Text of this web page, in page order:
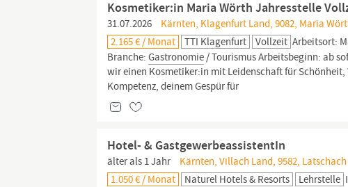
Kosmetiker:in Maria Wörth Jahresstelle
31.07.2026
Kärnten, Klagenfurt Land, 9082, Maria
2.165 € / Monat
TTI Klagenfurt Vollzeit Arbeitsort:
Branche:Gastronomie/ Tourismus Arbeitsbeginn: ab
wir einen Kosmetiker:in mit Leidenschaft für
Kompetenz, deinem Gespür für
Hotel- & GastgewerbeassistentIn
älter als 1 Jahr
Kärnten, Villach Land, 9582, Latschach
1.050 € / Monat
Naturel Hotels & Resorts Lehrstelle